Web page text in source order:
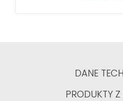
DANE
PRODUKTY